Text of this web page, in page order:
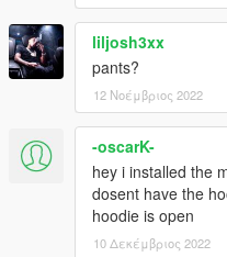
liljosh3xx
pants?
12 Νοέμβριος 2022
-oscarK-
hey i installed the
dosent have the
hoodie is open
10 Δεκέμβριος 2022